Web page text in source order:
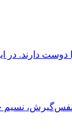
دارند.
نفس‌گیرش،